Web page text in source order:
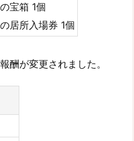
宝箱 1個
居所入場券 1個
酬が変更されました。